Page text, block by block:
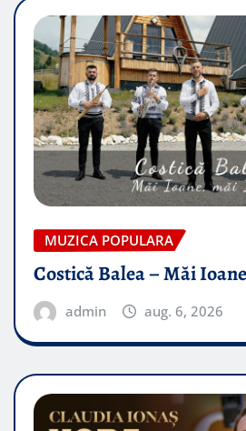
MUZICA POPULARA
Costică Balea – Măi
admin aug. 6, 2026